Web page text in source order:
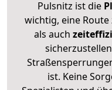
Pulsnitz ist die
wichtig, eine
als auch
ist. Keine